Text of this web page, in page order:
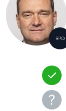
SPD